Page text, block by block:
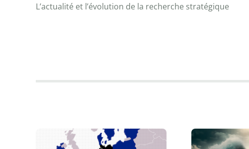
L’actualité et l’évolution de la recherche stratégique